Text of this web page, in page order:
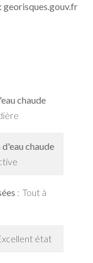
georisques.gouv.fr
chaude
chaude
Tout à
état